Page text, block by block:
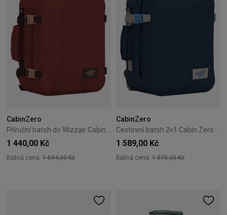
CabinZero
1 440,00 Kč
Běžná cena: 1 694,00 Kč
CabinZero
1 589,00 Kč
Běžná cena: 1 870,00 Kč